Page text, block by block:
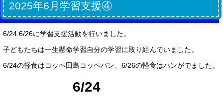
2025年6月学習支援④
6/24.6/26に学習支援活動を行いました。
子どもたちは一生懸命学習自分の学習に取り組んでいました。
6/24の軽食はコッペ田島コッペパン、6/26の軽食はパンがでました。
6/24